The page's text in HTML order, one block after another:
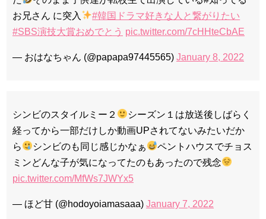
お兄さん に突入
#韓国ドラマ好きな人と繋がりたい
#SBS演技大賞おめでとう pic.twitter.com/7cHHteCbAE
— おはなちゃん (@papapa97445565) January 8, 2022
シンビのスタイルミー２
シーズン１は放送後しばらく
経ってから一部だけしか動画UPされてないみたいだか
ら
シンビのも同じ感じかなぁ
ペントハウスでチョス
ミンどんな子が気になってたのもあったので残念
pic.twitter.com/MfWs7JWYx5
— ほど甘 (@hodoyoiamasaaa) January 7, 2022